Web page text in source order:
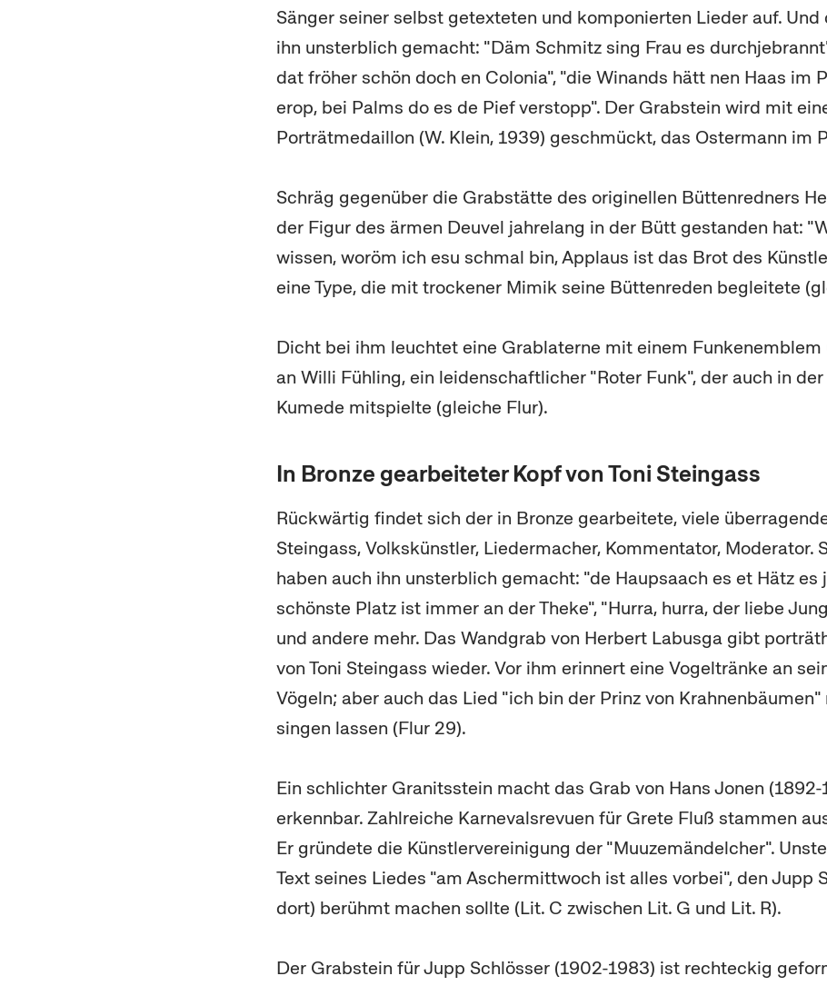
Sänger seiner selbst getexteten und komponierten Lieder auf. Und
ihn unsterblich gemacht: "Däm Schmitz sing Frau es
dat fröher schön doch en Colonia", "die Winands hätt nen Haas im
erop, bei Palms do es de Pief verstopp". Der Grabstein wird mit
Porträtmedaillon (W. Klein, 1939) geschmückt, das Ostermann im
Schräg gegenüber die Grabstätte des originellen Büttenredners
der Figur des ärmen Deuvel jahrelang in der Bütt gestanden hat:
wissen, woröm ich esu schmal bin, Applaus ist das Brot des
eine Type, die mit trockener Mimik seine Büttenreden begleitete
Dicht bei ihm leuchtet eine Grablaterne mit einem Funkenemblem
an Willi Fühling, ein leidenschaftlicher "Roter Funk", der auch in
Kumede mitspielte (gleiche Flur).
In Bronze gearbeiteter Kopf von Toni Steingass
Rückwärtig findet sich der in Bronze gearbeitete, viele
Steingass, Volkskünstler, Liedermacher, Kommentator, Moderator.
haben auch ihn unsterblich gemacht: "de Haupsaach es et Hätz es
schönste Platz ist immer an der Theke", "Hurra, hurra, der liebe
und andere mehr. Das Wandgrab von Herbert Labusga gibt
von Toni Steingass wieder. Vor ihm erinnert eine Vogeltränke an
Vögeln; aber auch das Lied "ich bin der Prinz von
singen lassen (Flur 29).
Ein schlichter Granitsstein macht das Grab von Hans Jonen (1892-
erkennbar. Zahlreiche Karnevalsrevuen für Grete Fluß stammen
Er gründete die Künstlervereinigung der "Muuzemändelcher".
Text seines Liedes "am Aschermittwoch ist alles vorbei", den Jupp
dort) berühmt machen sollte (Lit. C zwischen Lit. G und Lit. R).
Der Grabstein für Jupp Schlösser (1902-1983) ist rechteckig